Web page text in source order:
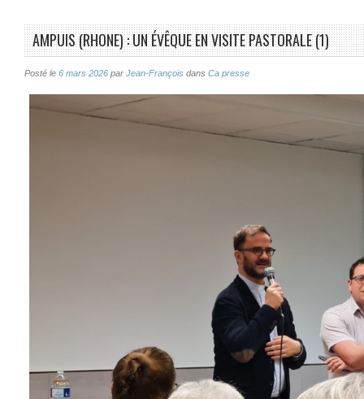
AMPUIS (RHONE) : UN ÉVÊQUE EN VISITE PASTORALE (1)
Posté le 6 mars 2026 par Jean-François dans Ca presse